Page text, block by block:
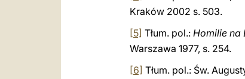
Kraków 2002 s. 503.
[5] Tłum. pol.: Homilie na
Warszawa 1977, s. 254.
[6] Tłum. pol.: Św.